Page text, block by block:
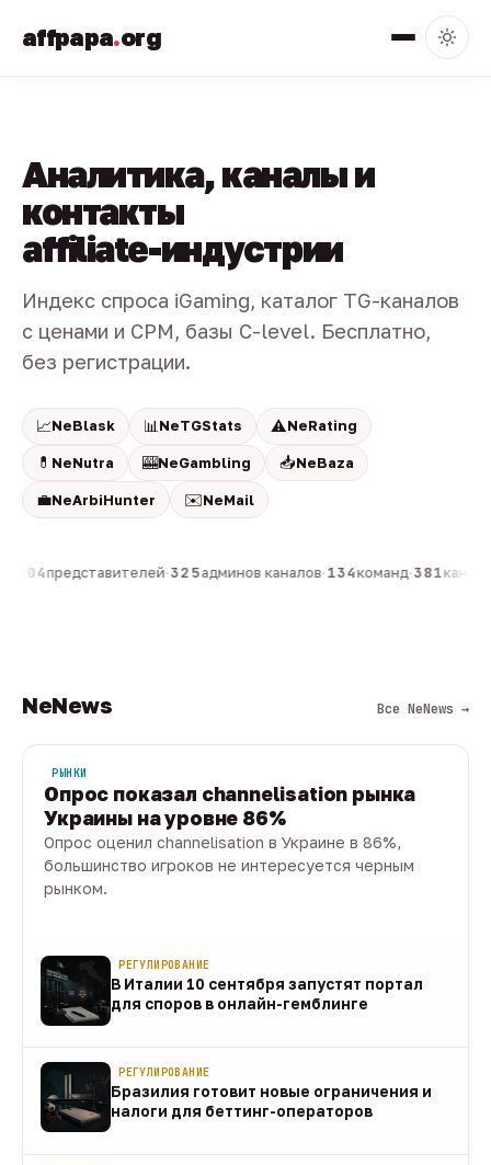
affpapa.org
Аналитика, каналы и
контакты
affiliate-индустрии
Индекс спроса iGaming, каталог TG-каналов
с ценами и CPM, базы C-level. Бесплатно,
без регистрации.
📈NeBlask 📊 NeTGStats ⚠️NeRating
💊 NeNutra 🎰NeGambling 📥NeBaza
💼NeArbiHunter ✉️NeMail
804представителей·325админов каналов·134команд·381
NeNews Все NeNews →
РЫНКИ
Опрос показал channelisation рынка
Украины на уровне 86%
Опрос оценил channelisation в Украине в 86%,
большинство игроков не интересуется черным
рынком.
РЕГУЛИРОВАНИЕ
В Италии 10 сентября запустят портал
для споров в онлайн-гемблинге
РЕГУЛИРОВАНИЕ
Бразилия готовит новые ограничения и
налоги для беттинг-операторов